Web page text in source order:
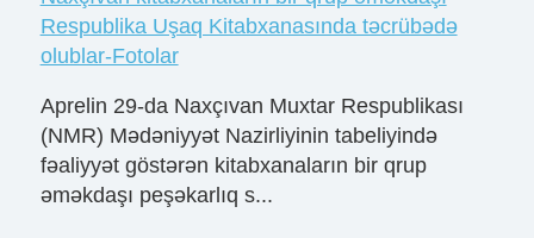
Respublika Uşaq Kitabxanasında təcrübədə
olublar-Fotolar
Aprelin 29-da Naxçıvan Muxtar Respublikası
(NMR) Mədəniyyət Nazirliyinin tabeliyində
fəaliyyət göstərən kitabxanaların bir qrup
əməkdaşı peşəkarlıq s...